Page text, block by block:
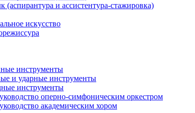
(аспирантура и ассистентура-стажировка)
искусство
инструменты
и ударные инструменты
инструменты
оперно-симфоническим оркестром
академическим хором